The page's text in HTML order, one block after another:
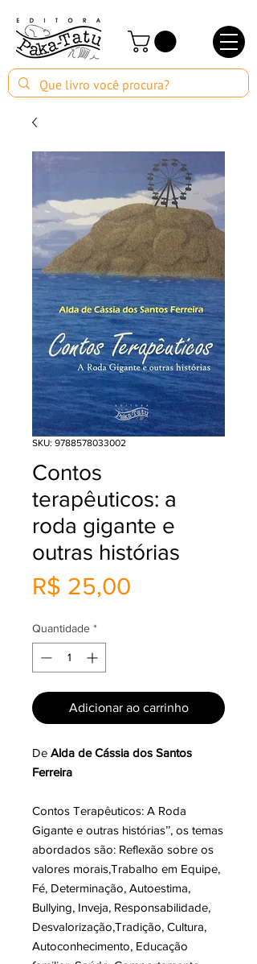
SKU: 9788578033002
Contos
terapêuticos: a
roda gigante e
outras histórias
R$ 25,00
Quantidade *
Adicionar ao carrinho
De Alda de Cássia dos Santos
Ferreira
Contos Terapêuticos: A Roda
Gigante e outras histórias’’, os temas
abordados são: Reflexão sobre os
valores morais,Trabalho em Equipe,
Fé, Determinação, Autoestima,
Bullying, Inveja, Responsabilidade,
Desvalorização,Tradição, Cultura,
Autoconhecimento, Educação